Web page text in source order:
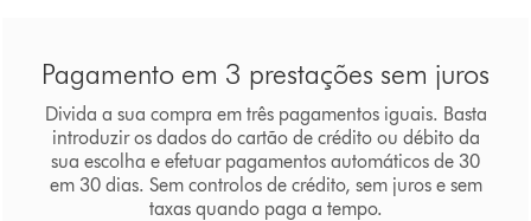
Pagamento em 3 prestações sem juros
Divida a sua compra em três pagamentos iguais. Basta
introduzir os dados do cartão de crédito ou débito da
sua escolha e efetuar pagamentos automáticos de 30
em 30 dias. Sem controlos de crédito, sem juros e sem
taxas quando paga a tempo.